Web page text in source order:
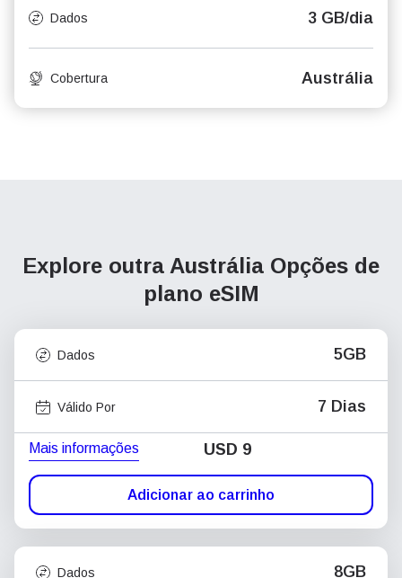
Dados 3 GB/dia
Cobertura Austrália
Explore outra Austrália Opções de
plano eSIM
Dados 5GB
Válido Por 7 Dias
Mais informações USD 9
Adicionar ao carrinho
Dados 8GB